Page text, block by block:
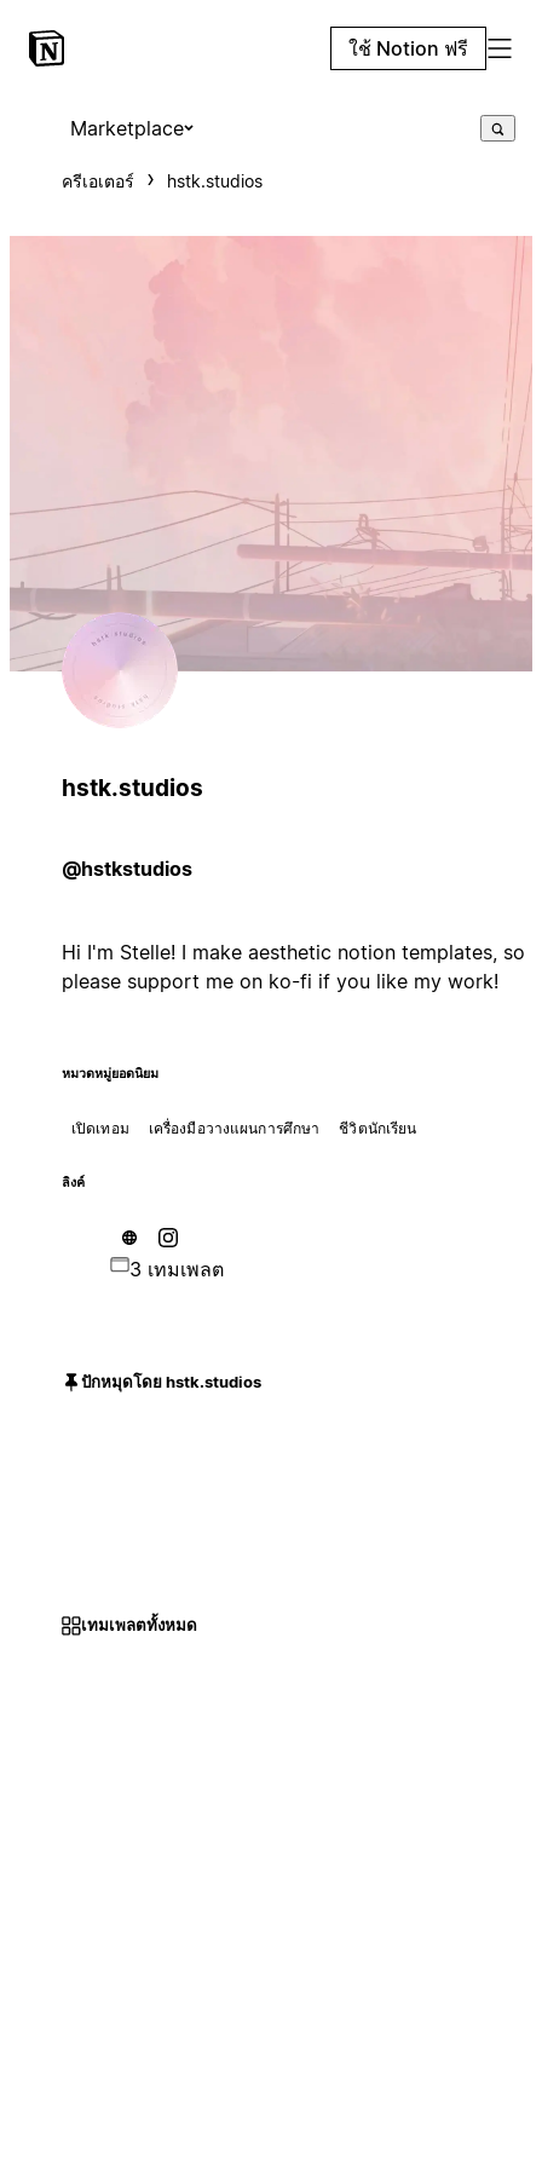
ใช้ Notion ฟรี
Marketplace
ครีเอเตอร์ hstk.studios
hstk.studios
@hstkstudios
Hi I'm Stelle! I make aesthetic notion templates, so
please support me on ko-fi if you like my work!
หมวดหมู่ยอดนิยม
เปิดเทอม เครื่องมือวางแผนการศึกษา ชีวิตนักเรียน
ลิงค์
3 เทมเพลต
ปักหมุดโดย hstk.studios
เทมเพลตทั้งหมด